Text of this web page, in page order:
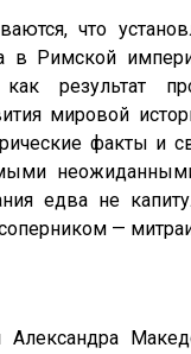
что
в Римской
результат
мировой
факты и
едва не
—